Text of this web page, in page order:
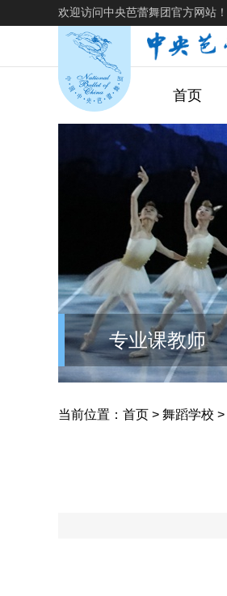
欢迎访问中央芭蕾舞团官方网站！
首页
专业课教师
当前位置： 首页 > 舞蹈学校 >